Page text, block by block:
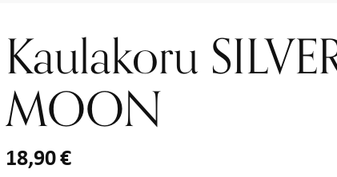
Kaulakoru
MOON
18,90€